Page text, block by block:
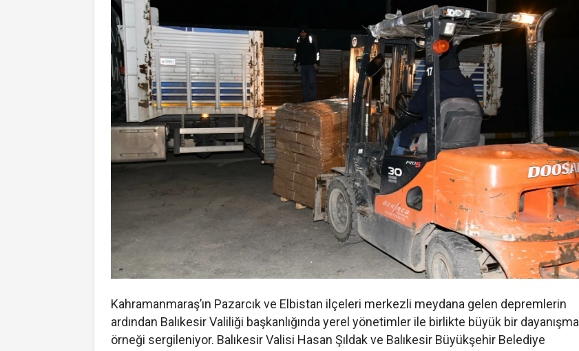
Kahramanmaraş’ın Pazarcık ve Elbistan ilçeleri merkezli meydana gelen depremlerin
ardından Balıkesir Valiliği başkanlığında yerel yönetimler ile birlikte büyük bir dayanışma
örneği sergileniyor. Balıkesir Valisi Hasan Şıldak ve Balıkesir Büyükşehir Belediye